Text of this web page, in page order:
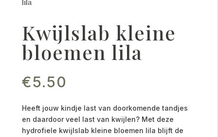
lila
Kwijlslab kleine
bloemen lila
€5.50
Heeft jouw kindje last van doorkomende tandjes
en daardoor veel last van kwijlen? Met deze
hydrofiele kwijlslab kleine bloemen lila blijft de